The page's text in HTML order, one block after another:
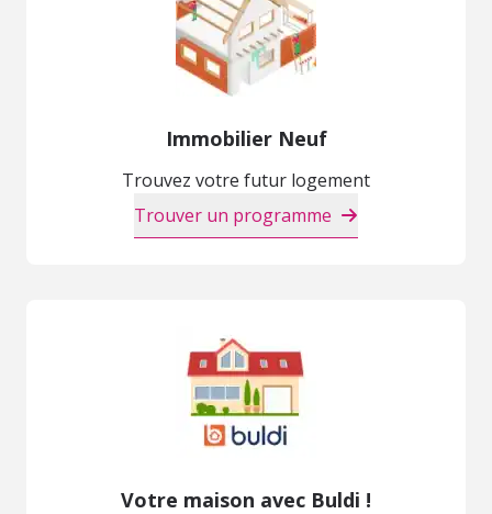
Immobilier Neuf
Trouvez votre futur logement
Trouver un programme
Votre maison avec Buldi !